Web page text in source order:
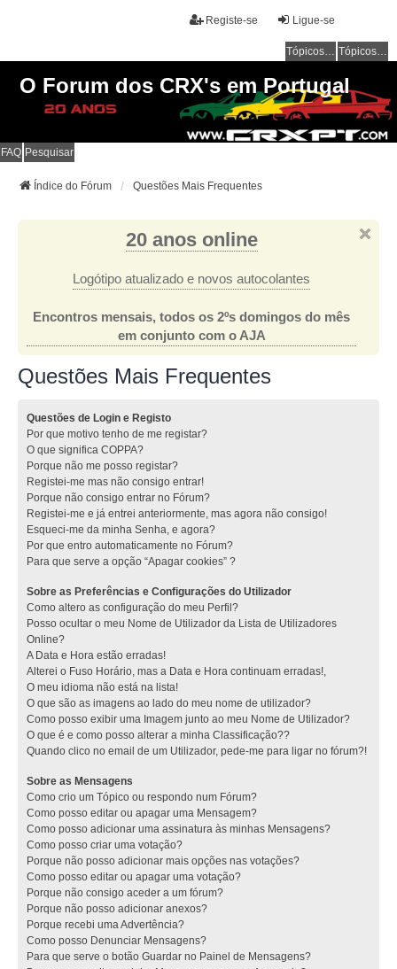
Ligue-se
Registe-se
Tópicos sem resposta Tópicos ativos
O Forum dos CRX's em Portugal
FAQ Pesquisar
Índice do Fórum Questões Mais Frequentes
20 anos online
Logótipo atualizado e novos autocolantes
Encontros mensais, todos os 2ºs domingos do mês
em conjunto com o AJA
Questões Mais Frequentes
Questões de Login e Registo
Por que motivo tenho de me registar?
O que significa COPPA?
Porque não me posso registar?
Registei-me mas não consigo entrar!
Porque não consigo entrar no Fórum?
Registei-me e já entrei anteriormente, mas agora não consigo!
Esqueci-me da minha Senha, e agora?
Por que entro automaticamente no Fórum?
Para que serve a opção “Apagar cookies” ?
Sobre as Preferências e Configurações do Utilizador
Como altero as configuração do meu Perfil?
Posso ocultar o meu Nome de Utilizador da Lista de Utilizadores
Online?
A Data e Hora estão erradas!
Alterei o Fuso Horário, mas a Data e Hora continuam erradas!,
O meu idioma não está na lista!
O que são as imagens ao lado do meu nome de utilizador?
Como posso exibir uma Imagem junto ao meu Nome de Utilizador?
O que é e como posso alterar a minha Classificação??
Quando clico no email de um Utilizador, pede-me para ligar no fórum?!
Sobre as Mensagens
Como crio um Tópico ou respondo num Fórum?
Como posso editar ou apagar uma Mensagem?
Como posso adicionar uma assinatura às minhas Mensagens?
Como posso criar uma votação?
Porque não posso adicionar mais opções nas votações?
Como posso editar ou apagar uma votação?
Porque não consigo aceder a um fórum?
Porque não posso adicionar anexos?
Porque recebi uma Advertência?
Como posso Denunciar Mensagens?
Para que serve o botão Guardar no Painel de Mensagens?